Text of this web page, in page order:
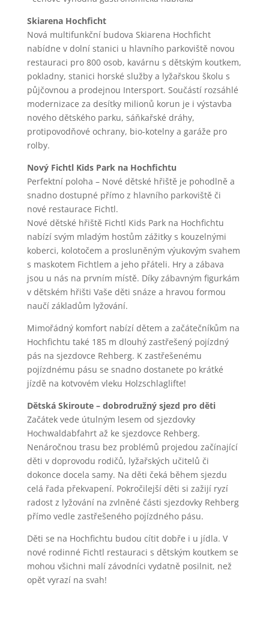
Skiarena Hochficht
Nová multifunkční budova Skiarena Hochficht
nabídne v dolní stanici u hlavního parkoviště novou
restauraci pro 800 osob, kavárnu s dětským koutkem,
pokladny, stanici horské služby a lyžařskou školu s
půjčovnou a prodejnou Intersport. Součástí rozsáhlé
modernizace za desítky milionů korun je i výstavba
nového dětského parku, sáňkařské dráhy,
protipovodňové ochrany, bio-kotelny a garáže pro
rolby.
Nový Fichtl Kids Park na Hochfichtu
Perfektní poloha – Nové dětské hřiště je pohodlně a
snadno dostupné přímo z hlavního parkoviště či
nové restaurace Fichtl.
Nové dětské hřiště Fichtl Kids Park na Hochfichtu
nabízí svým mladým hostům zážitky s kouzelnými
koberci, kolotočem a prosluněným výukovým svahem
s maskotem Fichtlem a jeho přáteli. Hry a zábava
jsou u nás na prvním místě. Díky zábavným figurkám
v dětském hřišti Vaše děti snáze a hravou formou
naučí základům lyžování.
Mimořádný komfort nabízí dětem a začátečníkům na
Hochfichtu také 185 m dlouhý zastřešený pojízdný
pás na sjezdovce Rehberg. K zastřešenému
pojízdnému pásu se snadno dostanete po krátké
jízdě na kotvovém vleku Holzschlaglifte!
Dětská Skiroute – dobrodružný sjezd pro děti
Začátek vede útulným lesem od sjezdovky
Hochwaldabfahrt až ke sjezdovce Rehberg.
Nenáročnou trasu bez problémů projedou začínající
děti v doprovodu rodičů, lyžařských učitelů či
dokonce docela samy. Na děti čeká během sjezdu
celá řada překvapení. Pokročilejší děti si zažijí ryzí
radost z lyžování na zvlněné části sjezdovky Rehberg
přímo vedle zastřešeného pojízdného pásu.
Děti se na Hochfichtu budou cítit dobře i u jídla. V
nové rodinné Fichtl restauraci s dětským koutkem se
mohou všichni malí závodníci vydatně posilnit, než
opět vyrazí na svah!